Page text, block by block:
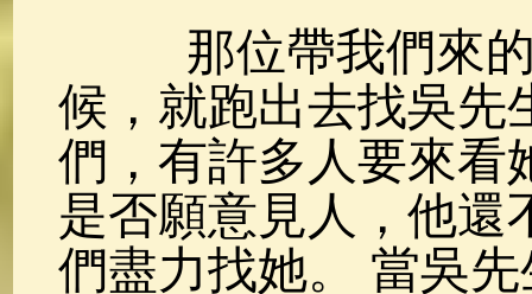
那位帶我們來的
候，就跑出去找吳先
們，有許多人要來看
是否願意見人，他還
們盡力找她。 當吳